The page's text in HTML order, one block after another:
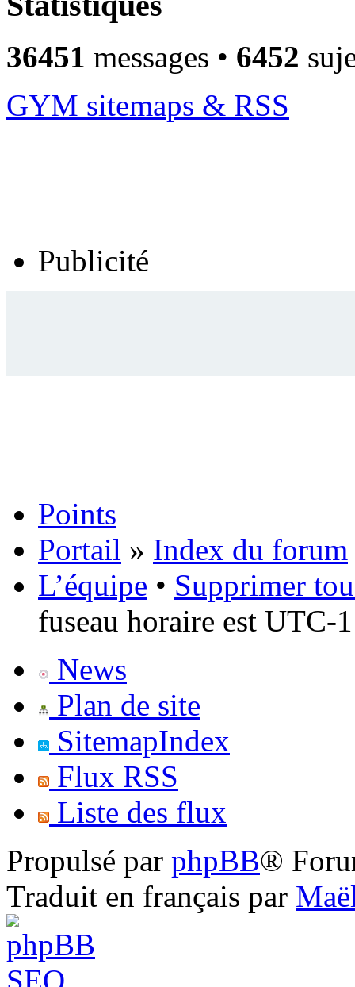
36451 messages • 6452
GYM sitemaps & RSS
Publicité
Points
Portail » Index du forum
L’équipe • Supprimer
fuseau horaire est UTC-
News
Plan de site
SitemapIndex
Flux RSS
Liste des flux
Propulsé par phpBB®
Traduit en français par